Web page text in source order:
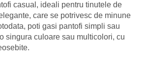
casual, ideali pentru tinutele de
care se potrivesc de minune
poti gasi pantofi simpli sau
singura culoare sau multicolori, cu